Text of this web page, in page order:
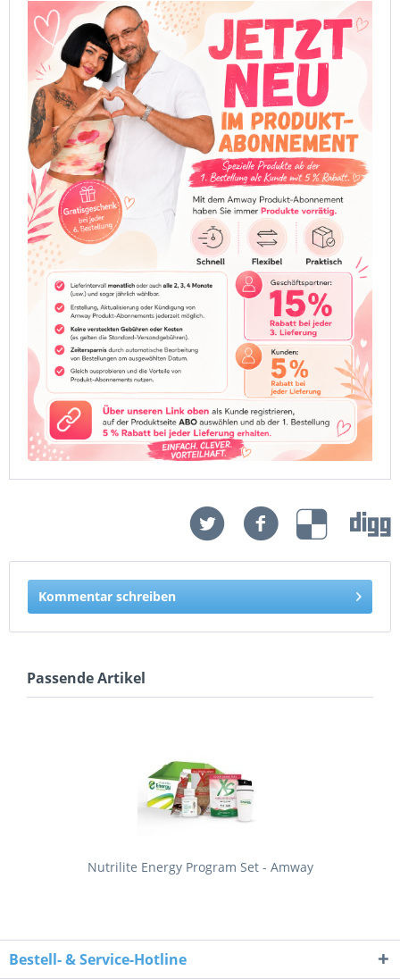
Kommentar schreiben
Passende Artikel
Nutrilite Energy Program Set - Amway
Bestell- & Service-Hotline